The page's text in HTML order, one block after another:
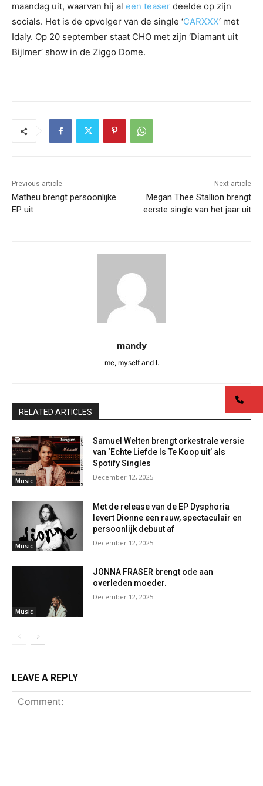
maandag uit, waarvan hij al een teaser deelde op zijn
socials. Het is de opvolger van de single ‘CARXXX‘ met
Idaly. Op 20 september staat CHO met zijn ‘Diamant uit
Bijlmer’ show in de Ziggo Dome.
Previous article
Matheu brengt persoonlijke
EP uit
Next article
Megan Thee Stallion brengt
eerste single van het jaar uit
mandy
me, myself and I.
RELATED ARTICLES
Music
Samuel Welten brengt orkestrale versie
van ‘Echte Liefde Is Te Koop uit’ als
Spotify Singles
December 12, 2025
Music
Met de release van de EP Dysphoria
levert Dionne een rauw, spectaculair en
persoonlijk debuut af
December 12, 2025
Music
JONNA FRASER brengt ode aan
overleden moeder.
December 12, 2025
LEAVE A REPLY